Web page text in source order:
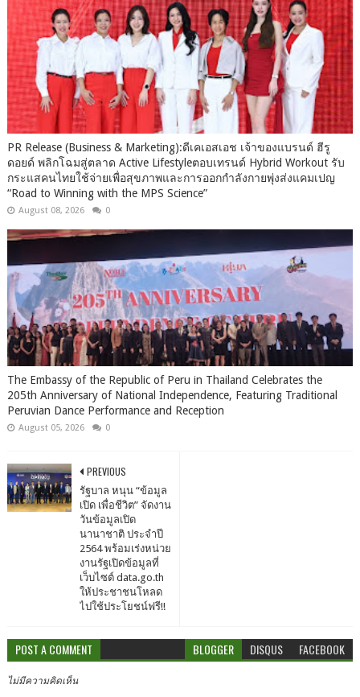
PR Release (Business & Marketing):ดีเคเอสเอช เจ้าของแบรนด์ ฮีรู
ดอยด์ พลิกโฉมสู่ตลาด Active Lifestyleตอบเทรนด์ Hybrid Workout รับ
กระแสคนไทยใช้จ่ายเพื่อสุขภาพและการออกกำลังกายพุ่งส่งแคมเปญ
“Road to Winning with the MPS Science”
August 08, 2026 0
The Embassy of the Republic of Peru in Thailand Celebrates the
205th Anniversary of National Independence, Featuring Traditional
Peruvian Dance Performance and Reception
August 05, 2026 0
PREVIOUS
รัฐบาล หนุน “ข้อมูล
เปิด เพื่อชีวิต” จัดงาน
วันข้อมูลเปิด
นานาชาติ ประจำปี
2564 พร้อมเร่งหน่วย
งานรัฐเปิดข้อมูลที่
เว็บไซต์ data.go.th
ให้ประชาชนโหลด
ไปใช้ประโยชน์ฟรี!!
POST A COMMENT BLOGGER DISQUS FACEBOOK
ไม่มีความคิดเห็น